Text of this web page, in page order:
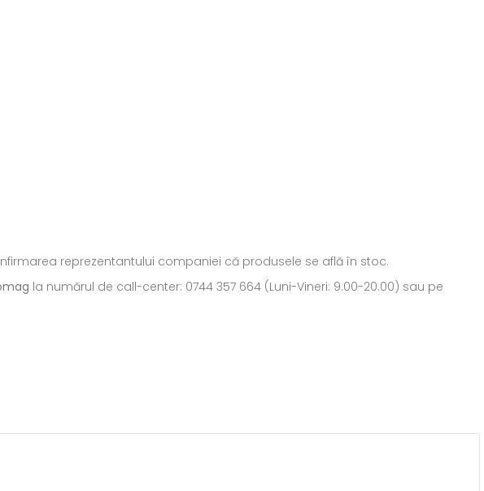
reprezentantului companiei că produsele se află în stoc.
la numărul de call-center: 0744 357 664 (Luni-Vineri: 9.00-20.00) sau pe